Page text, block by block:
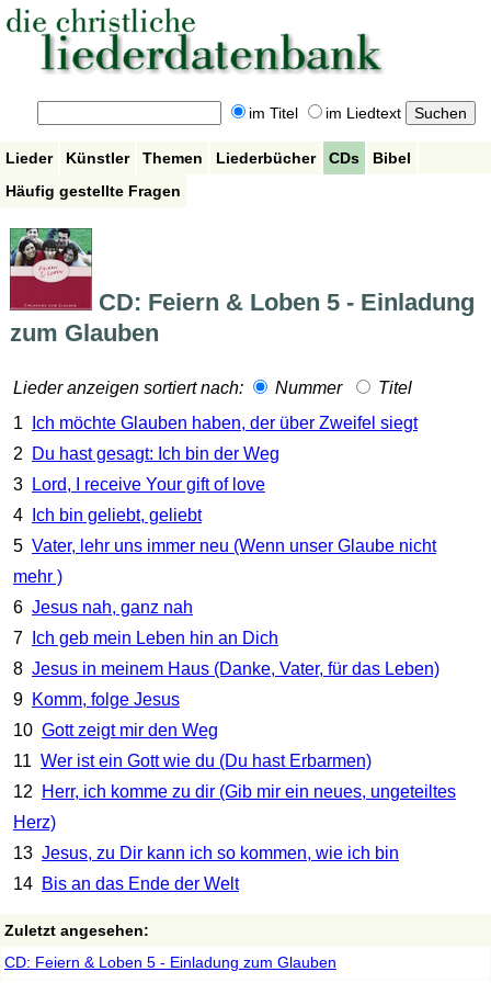
im Titel im Liedtext
Lieder Künstler Themen Liederbücher CDs
Bibel
Häufig gestellte Fragen
CD: Feiern & Loben 5 - Einladung
zum Glauben
Lieder anzeigen sortiert nach: Nummer
Titel
1
Ich möchte Glauben haben, der über Zweifel siegt
2
Du hast gesagt: Ich bin der Weg
3
Lord, I receive Your gift of love
4
Ich bin geliebt, geliebt
5 Vater, lehr uns immer neu (Wenn unser Glaube nicht
mehr )
6 Jesus nah, ganz nah
7
Ich geb mein Leben hin an Dich
8 Jesus in meinem Haus (Danke, Vater, für das Leben)
9 Komm, folge Jesus
10 Gott zeigt mir den Weg
11 Wer ist ein Gott wie du (Du hast Erbarmen)
12
Herr, ich komme zu dir (Gib mir ein neues, ungeteiltes
Herz)
13 Jesus, zu Dir kann ich so kommen, wie ich bin
14 Bis an das Ende der Welt
Zuletzt angesehen:
CD: Feiern & Loben 5 - Einladung zum Glauben